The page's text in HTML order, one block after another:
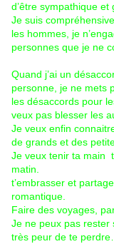
d’être sympathique et
Je suis
les hommes, je
personnes que je ne
Quand j’ai un
personne, je ne mets
les désaccords pour
veux pas blesser les
Je veux enfin
de grands et des
Je veux tenir ta main
matin.
t’embrasser et
romantique.
Faire des voyages,
Je ne peux pas rester
très peur de te